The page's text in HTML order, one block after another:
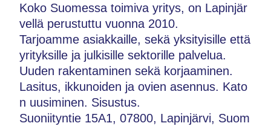
Koko Suomessa toimiva yritys, on Lapinjär
vellä perustuttu vuonna 2010.
Tarjoamme asiakkaille, sekä yksityisille että
yrityksille ja julkisille sektorille palvelua.
Uuden rakentaminen sekä korjaaminen.
Lasitus, ikkunoiden ja ovien asennus. Kato
n uusiminen. Sisustus.
Suoniityntie 15A1, 07800, Lapinjärvi, Suom